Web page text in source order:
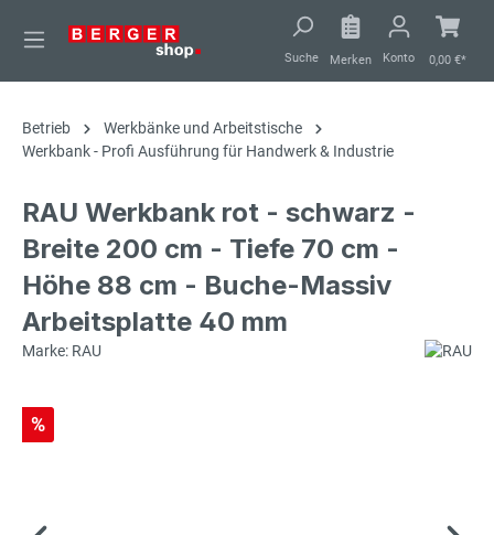
springen
Suche Merken Konto 0,00 €*
Betrieb
Werkbänke und Arbeitstische
Werkbank - Profi Ausführung für Handwerk & Industrie
RAU Werkbank rot - schwarz -
Breite 200 cm - Tiefe 70 cm -
Höhe 88 cm - Buche-Massiv
Arbeitsplatte 40 mm
Marke: RAU
%